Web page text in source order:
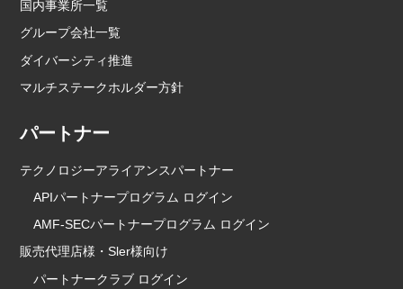
国内事業所一覧
グループ会社一覧
ダイバーシティ推進
マルチステークホルダー方針
パートナー
テクノロジーアライアンスパートナー
APIパートナープログラム ログイン
AMF-SECパートナープログラム ログイン
販売代理店様・Sler様向け
パートナークラブ ログイン